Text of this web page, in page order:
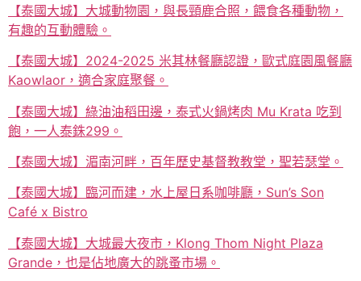
【泰國大城】大城動物園，與長頸鹿合照，餵食各種動物，
有趣的互動體驗。
【泰國大城】2024-2025 米其林餐廳認證，歐式庭園風餐廳
Kaowlaor，適合家庭聚餐。
【泰國大城】綠油油稻田邊，泰式火鍋烤肉 Mu Krata 吃到
飽，一人泰銖299。
【泰國大城】湄南河畔，百年歷史基督教教堂，聖若瑟堂。
【泰國大城】臨河而建，水上屋日系咖啡廳，Sun’s Son
Café x Bistro
【泰國大城】大城最大夜市，Klong Thom Night Plaza
Grande，也是佔地廣大的跳蚤市場。